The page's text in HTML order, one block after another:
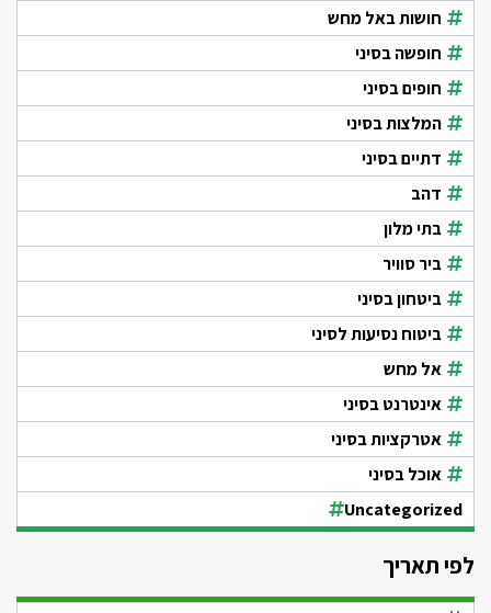
חושות באל מחש
חופשה בסיני
חופים בסיני
המלצות בסיני
דתיים בסיני
דהב
בתי מלון
ביר סוויר
ביטחון בסיני
ביטוח נסיעות לסיני
אל מחש
אינטרנט בסיני
אטרקציות בסיני
אוכל בסיני
Uncategorized
לפי תאריך